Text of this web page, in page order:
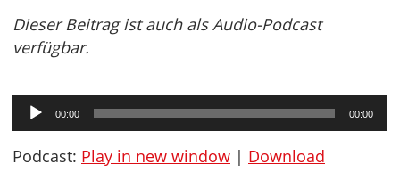
Dieser Beitrag ist auch als Audio-Podcast
verfügbar.
Audio-
Player
00:00 00:00
Podcast: Play in new window | Download